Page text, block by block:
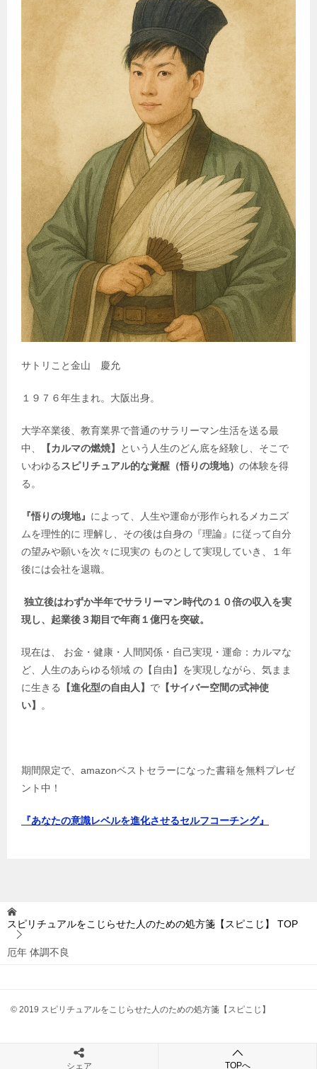
サトリこと金山 慶允
１９７６年生まれ。大阪出身。
大学卒業後、教育業界で普通のサラリーマン生活を送る最
中、
【カルマの燃焼】
という人生のどん底を経験し、そこで
いわゆるスピリチュアル的な覚醒（悟りの境地） の体験を得
る。
『悟りの境地』 によって、人生や運命が形作られるメカニズ
ムを理性的に 理解し、その後は自身の『理論』に従って自分
の望みや願いを次々に現実の ものとして実現していき、１年
後には会社を退職。
独立後はわずか半年でサラリーマン時代の１０倍の収入を実
現し、起業後３期目で年商１億円を突破。
現在は、 お金・健康・人間関係・自己実現・運命：カルマな
ど、人生のあらゆる領域 の【自由】を実現しながら、気まま
に生きる
【進化型の自由人】 で 【サイバー空間の式神使
い】 。
期間限定で、amazonベストセラーになった書籍を無料プレゼ
ント中！
『あなたの意識レベルを進化させるセルフコーチング』
スピリチュアルをこじらせた人のための処方箋【スピこじ】 TOP
厄年 体調不良
© 2019 スピリチュアルをこじらせた人のための処方箋【スピこじ】
シェア TOPへ